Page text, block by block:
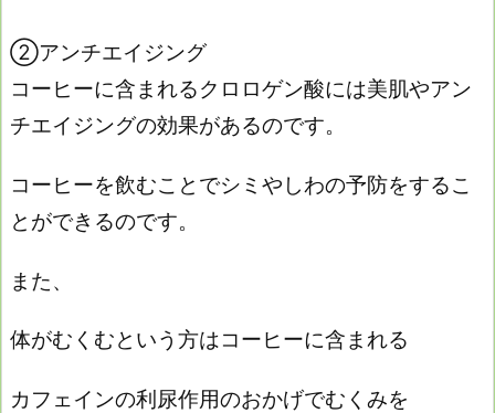
②アンチエイジング
コーヒーに含まれるクロロゲン酸には美肌やアン
チエイジングの効果があるのです。
コーヒーを飲むことでシミやしわの予防をするこ
とができるのです。
また、
体がむくむという方はコーヒーに含まれる
カフェインの利尿作用のおかげでむくみを